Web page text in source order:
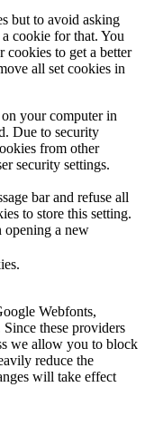
but to avoid asking
cookie for that. You
cookies to get a better
all set cookies in
your computer in
Due to security
from other
security settings.
bar and refuse all
to store this setting.
opening a new
Webfonts,
these providers
we allow you to block
reduce the
will take effect